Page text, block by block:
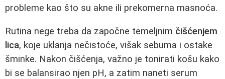
probleme kao što su akne ili prekomerna masnoća.
Rutina nege treba da započne temeljnim čišćenjem
lica, koje uklanja nečistoće, višak sebuma i ostake
šminke. Nakon čišćenja, važno je tonirati košu kako
bi se balansirao njen pH, a zatim naneti serum